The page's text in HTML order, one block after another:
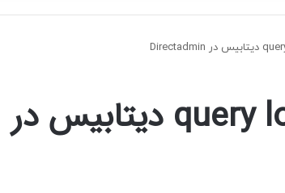
فعال سازی query log دیتابیس در